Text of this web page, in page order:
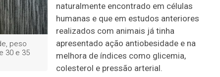
peso
30 e 35
naturalmente encontrado em células
humanas e que em estudos anteriores
realizados com animais já tinha
apresentado ação antiobesidade e na
melhora de índices como glicemia,
colesterol e pressão arterial.